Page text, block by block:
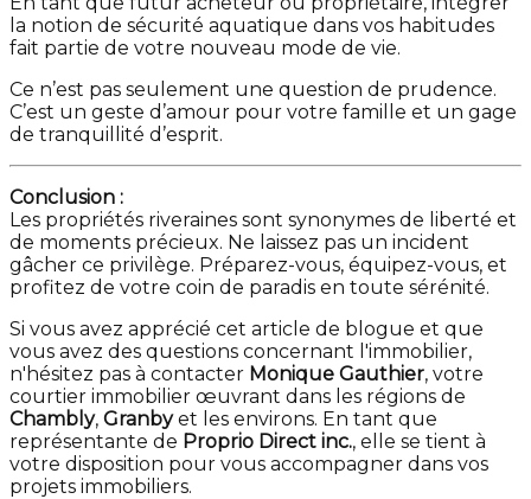
la notion de sécurité aquatique dans vos habitudes
fait partie de votre nouveau mode de vie.
Ce n’est pas seulement une question de prudence.
C’est un geste d’amour pour votre famille et un gage
de tranquillité d’esprit.
Conclusion :
Les propriétés riveraines sont synonymes de liberté et
de moments précieux. Ne laissez pas un incident
gâcher ce privilège. Préparez-vous, équipez-vous, et
profitez de votre coin de paradis en toute sérénité.
Si vous avez apprécié cet article de blogue et que
vous avez des questions concernant l'immobilier,
n'hésitez pas à contacter Monique Gauthier, votre
courtier immobilier œuvrant dans les régions de
Chambly, Granbyet les environs. En tant que
représentante de Proprio Direct inc., elle se tient à
votre disposition pour vous accompagner dans vos
projets immobiliers.